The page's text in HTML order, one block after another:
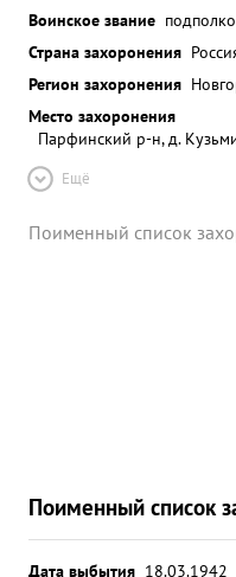
Воинское звание
Страна захоронения
Регион захоронения
Место захоронения
Парфинский р-н, д.
Ещё
Поименный список
Поименный список
Дата выбытия 18.03.1942